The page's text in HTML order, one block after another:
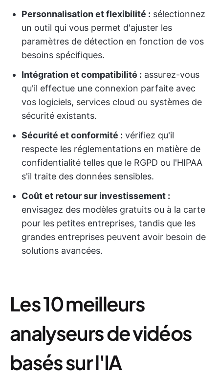
Personnalisation et flexibilité : sélectionnez
un outil qui vous permet d'ajuster les
paramètres de détection en fonction de vos
besoins spécifiques.
Intégration et compatibilité : assurez-vous
qu'il effectue une connexion parfaite avec
vos logiciels, services cloud ou systèmes de
sécurité existants.
Sécurité et conformité : vérifiez qu'il
respecte les réglementations en matière de
confidentialité telles que le RGPD ou l'HIPAA
s'il traite des données sensibles.
Coût et retour sur investissement :
envisagez des modèles gratuits ou à la carte
pour les petites entreprises, tandis que les
grandes entreprises peuvent avoir besoin de
solutions avancées.
Les 10 meilleurs
analyseurs de vidéos
basés sur l'IA